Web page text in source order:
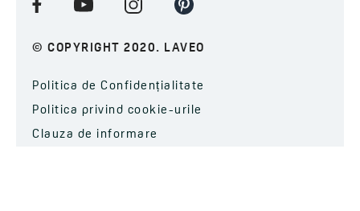
© COPYRIGHT 2020. LAVEO
Politica de Confidențialitate
Politica privind cookie-urile
Clauza de informare